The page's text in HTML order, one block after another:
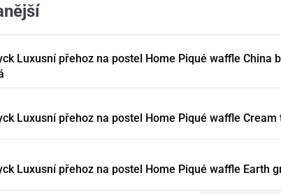
Luxusní přehoz na postel Home Piqué waffle China
Luxusní přehoz na postel Home Piqué waffle Cream
Luxusní přehoz na postel Home Piqué waffle Earth